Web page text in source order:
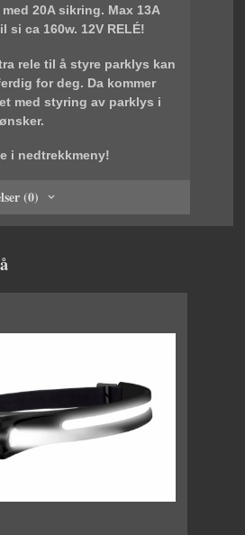
20A sikring. Max 13A
si ca 160w. 12V RELÉ!
rele til å styre parklys kan
for deg. Da kommer
med styring av parklys i
i nedtrekkmeny!
(0)